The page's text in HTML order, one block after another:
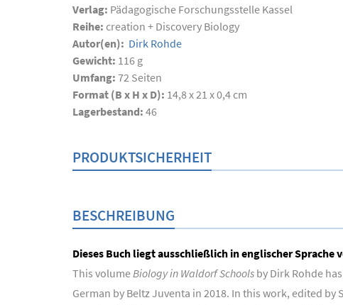
Verlag: Pädagogische Forschungsstelle Kassel
Reihe: creation + Discovery Biology
Autor(en): Dirk Rohde
Gewicht: 116 g
Umfang: 72 Seiten
Format (B x H x D): 14,8 x 21 x 0,4 cm
Lagerbestand: 46
PRODUKTSICHERHEIT
BESCHREIBUNG
Dieses Buch liegt ausschließlich in englischer
This volumeBiology in Waldorf Schools by Dirk Rohde
German by Beltz Juventa in 2018. In this work, edited